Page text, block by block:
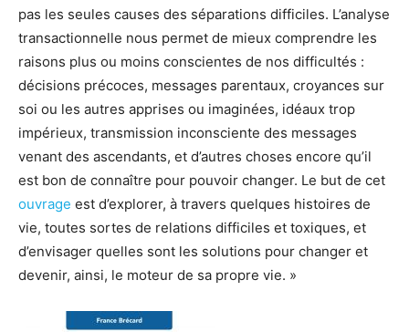
pas les seules causes des séparations difficiles. L’analyse
transactionnelle nous permet de mieux comprendre les
raisons plus ou moins conscientes de nos difficultés :
décisions précoces, messages parentaux, croyances sur
soi ou les autres apprises ou imaginées, idéaux trop
impérieux, transmission inconsciente des messages
venant des ascendants, et d’autres choses encore qu’il
est bon de connaître pour pouvoir changer. Le but de cet
ouvrage est d’explorer, à travers quelques histoires de
vie, toutes sortes de relations difficiles et toxiques, et
d’envisager quelles sont les solutions pour changer et
devenir, ainsi, le moteur de sa propre vie. »